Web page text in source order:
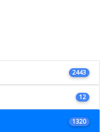
2443
12
1320